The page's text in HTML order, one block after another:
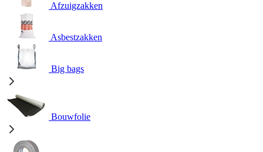
Afzuigzakken
Asbestzakken
Big bags
Bouwfolie